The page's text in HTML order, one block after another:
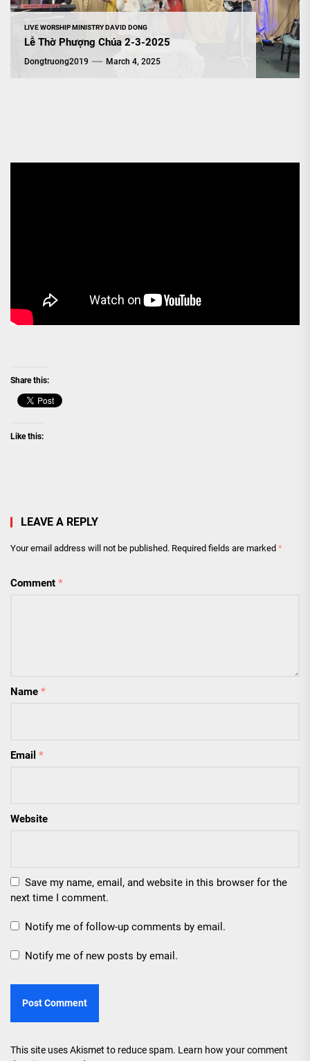
THRU
LIVE WORSHIP MINISTRY DAVID DONG
Lễ Thờ Phượng Chúa 2-3-2025
Dongtruong2019 March 4, 2025
Share this:
Like this:
LEAVE A REPLY
Your email address will not be published. Required fields are marked *
Comment *
Name *
Email *
Website
Save my name, email, and website in this browser for the
next time I comment.
Notify me of follow-up comments by email.
Notify me of new posts by email.
This site uses Akismet to reduce spam. Learn how your comment